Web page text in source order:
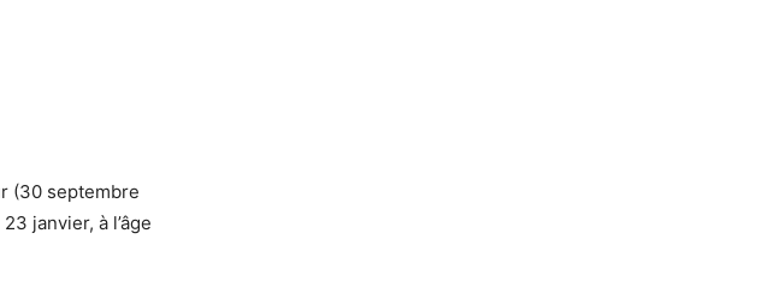
(30 septembre
janvier, à l’âge